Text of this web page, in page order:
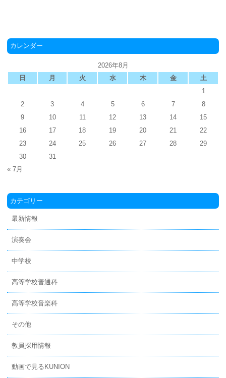
カレンダー
2026年8月
日
月 火 水 木 金
土
1
2
3 4 5 6 7
8
9
10 11 12 13 14
15
16
17 18 19 20 21
22
23
24 25 26 27 28
29
30
31
« 7月
カテゴリー
最新情報
演奏会
中学校
高等学校普通科
高等学校音楽科
その他
教員採用情報
動画で見るKUNION